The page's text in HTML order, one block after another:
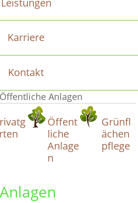
Karriere
Kontakt
Öffentliche Anlagen
Öffent
liche
Anlage
n
Grünfl
ächen
pflege